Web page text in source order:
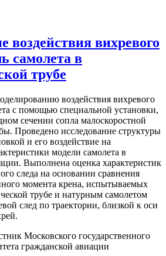
воздействия вихревого
самолета в
трубе
воздействия вихревого
с помощью специальной установки,
сечении сопла малоскоростной
Проведено исследование структуры
и его воздействие на
модели самолета в
Выполнена оценка характеристик
следа на основании сравнения
момента крена, испытываемых
трубе и натурным самолетом
след по траектории, близкой к оси
Московского государственного
гражданской авиации